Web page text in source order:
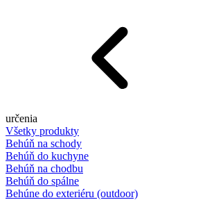
určenia
Všetky produkty
Behúň na schody
Behúň do kuchyne
Behúň na chodbu
Behúň do spálne
Behúne do exteriéru (outdoor)